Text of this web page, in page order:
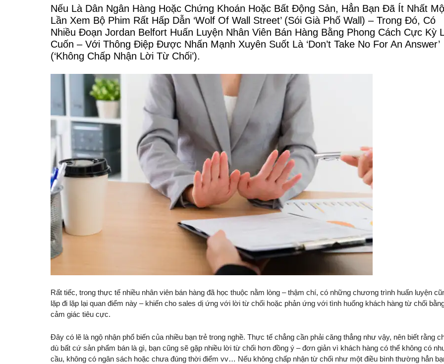
Nếu Là Dân Ngân Hàng Hoặc Chứng Khoán Hoặc Bất Động Sản, Hẳn Bạn Đã Ít Nhất
Lần Xem Bộ Phim Rất Hấp Dẫn ‘Wolf Of Wall Street’ (Sói Già Phố Wall) – Trong Đó, Có
Nhiều Đoạn Jordan Belfort Huấn Luyện Nhân Viên Bán Hàng Bằng Phong Cách Cực Kỳ
Cuốn – Với Thông Điệp Được Nhấn Mạnh Xuyên Suốt Là ‘don’t Take No For An Answer’
(‘không Chấp Nhận Lời Từ Chối’).
Rất tiếc, trong thực tế nhiều nhân viên bán hàng đã học thuộc nằm lòng – thậm chí, có những chương trình huấn luyện
lặp đi lặp lại quan điểm này – khiến cho sales dị ứng với lời từ chối hoặc phản ứng với tình huống khách hàng từ chối
cảm giác tiêu cực.
Đây có lẽ là ngộ nhận phổ biến của nhiều bạn trẻ trong nghề. Thực tế chẳng cần phải căng thẳng như vậy, nên biết rằng
dù bất cứ sản phẩm bán là gì, bạn cũng sẽ gặp nhiều lời từ chối hơn đồng ý – đơn giản vì khách hàng có thể không có
cầu, không có ngân sách hoặc chưa đúng thời điểm vv… Nếu không chấp nhận từ chối như một điều bình thường hẳn